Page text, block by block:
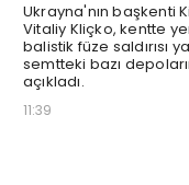
Ukrayna'nın başkenti
Vitaliy Kliçko, kentte
balistik füze saldırısı
semtteki bazı
açıkladı.
11:39